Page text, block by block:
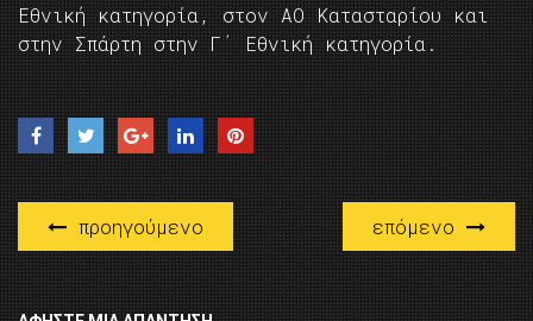
Εθνική κατηγορία, στον ΑΟ Κατασταρίου και
στην Σπάρτη στην Γ΄ Εθνική κατηγορία.
προηγούμενο επόμενο